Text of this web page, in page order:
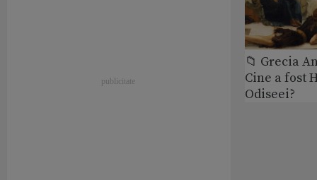
📁 Grecia
Cine a fost
Odiseei?